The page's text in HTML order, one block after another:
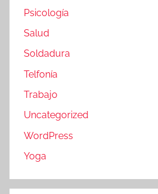
Psicología
Salud
Soldadura
Telfonía
Trabajo
Uncategorized
WordPress
Yoga